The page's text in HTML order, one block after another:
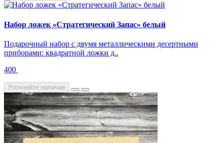
Набор ложек «Стратегический Запас» белый
Подарочный набор с двумя металлическими десертными
приборами: квадратной ложки д..
400
Уточняйте наличие